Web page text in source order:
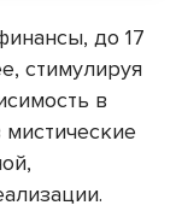
до 17
стимулируя
в